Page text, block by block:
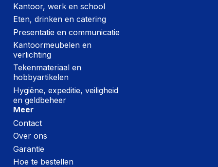
Kantoor, werk en school
Eten, drinken en catering
Presentatie en communicatie
Kantoormeubelen en
verlichting
Tekenmateriaal en
hobbyartikelen
Hygiëne, expeditie, veiligheid
en geldbeheer
Meer
Contact
Over ons
Garantie
Hoe te bestellen